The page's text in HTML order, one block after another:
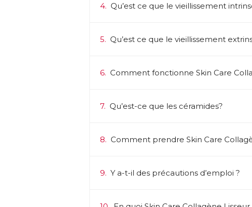
4. Qu’est ce que le vieillissement
5. Qu’est ce que le vieillissement
6. Comment fonctionne Skin Care
7. Qu’est-ce que les céramides?
8. Comment prendre Skin Care
9. Y a-t-il des précautions d’emploi ?